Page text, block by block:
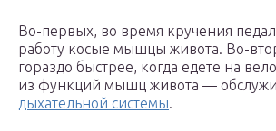
Во-первых, во время кручения
работу косые мышцы живота. Во-
гораздо быстрее, когда едете на
из функций мышц живота —
дыхательной системы.